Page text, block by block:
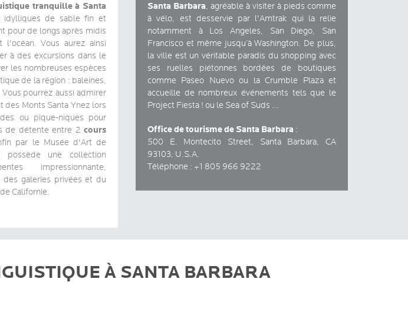
tranquille à Santa
idylliques de sable fin et
pour de longs après midis
Vous aurez ainsi
à des excursions dans le
les nombreuses espèces
de la région : baleines,
pourrez aussi admirer
des Monts Santa Ynez lors
ou pique-niques pour
de détente entre 2 cours
par le Musée d'Art de
possède une collection
impressionnante,
galeries privées et du
Californie.
Santa Barbara, agréable à visiter à pieds comme
à vélo, est desservie par l'Amtrak qui la relie
notamment à Los Angeles, San Diego, San
Francisco et même jusqu’à Washington. De plus,
la ville est un véritable paradis du shopping avec
ses ruelles piétonnes bordées de boutiques
comme Paseo Nuevo ou la Crumble Plaza et
accueille de nombreux événements tels que le
Project Fiesta ! ou le Sea of Suds ...
Office de tourisme de Santa Barbara :
500 E. Montecito Street, Santa Barbara, CA
93103, U.S.A.
Téléphone : +1 805 966 9222
À SANTA BARBARA